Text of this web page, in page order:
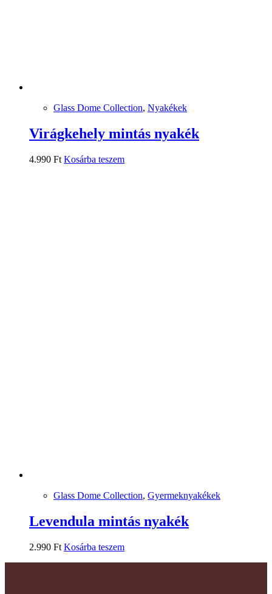
Glass Dome Collection, Nyakékek
Virágkehely mintás nyakék
4.990 Ft Kosárba teszem
Glass Dome Collection, Gyermeknyakékek
Levendula mintás nyakék
2.990 Ft Kosárba teszem